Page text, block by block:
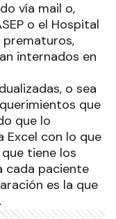
vía mail o,
o el Hospital
prematuros,
internados en
o sea
que
que lo
Excel con lo que
tiene los
cada paciente
es la que